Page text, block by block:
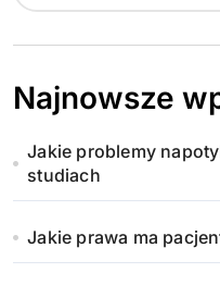
n
i
o
a
Najnowsze
Jakie problemy
studiach
Jakie prawa ma